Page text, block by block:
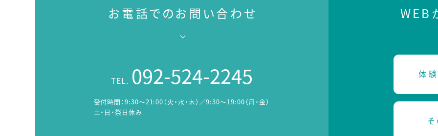
お電話でのお問い合わせ
TEL. 092-524-2245
受付時間：9:30～21:00（火・水・木）／9:30～19:00（月・金）
土・日・祭日休み
WEB
体